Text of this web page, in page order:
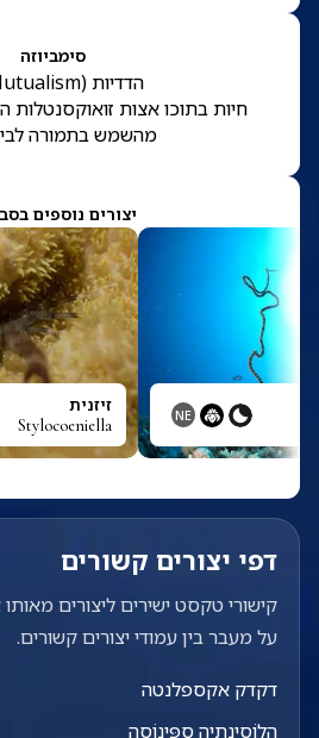
סימביוזה
הדדיות (
חיות בתוכו אצות זואוקסנטלות
מהשמש בתמורה
יצורים נוספים
NE זיזנית
Stylocoeniella
דפי יצורים קשורים
קישורי טקסט ישירים ליצורים
על מעבר בין עמודי יצורים קשורים.
דקדק אקספלנטה
הָלוֹסִינְתְיָה סְפִּינוֹסָה